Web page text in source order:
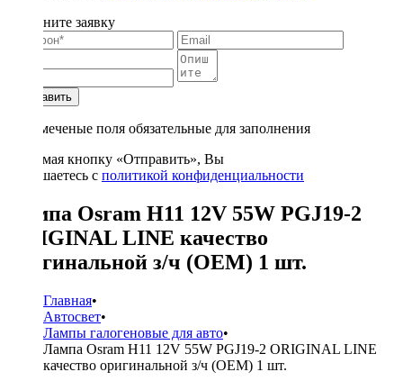
Заполните заявку
Отправить
* - отмеченые поля обязательные для заполнения
Нажимая кнопку «Отправить», Вы
соглашаетесь с политикой конфиденциальности
Лампа Osram H11 12V 55W PGJ19-2
ORIGINAL LINE качество
оригинальной з/ч (ОЕМ) 1 шт.
Главная•
Автосвет•
Лампы галогеновые для авто•
Лампа Osram H11 12V 55W PGJ19-2 ORIGINAL LINE
качество оригинальной з/ч (ОЕМ) 1 шт.